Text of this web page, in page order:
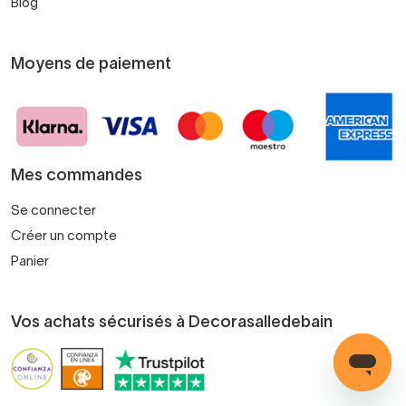
Blog
Moyens de paiement
Mes commandes
Se connecter
Créer un compte
Panier
Vos achats sécurisés à Decorasalledebain